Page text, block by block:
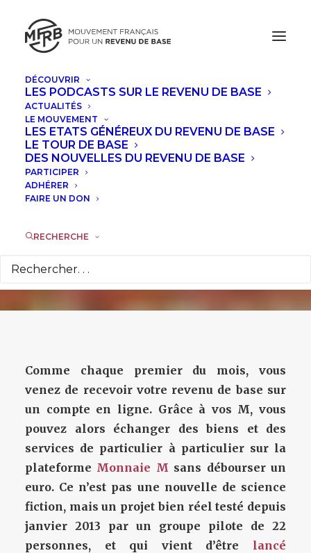
DÉCOUVRIR
LES PODCASTS SUR LE REVENU DE BASE
ACTUALITÉS
LE MOUVEMENT
LES ETATS GÉNÉREUX DU REVENU DE BASE
LE TOUR DE BASE
DES NOUVELLES DU REVENU DE BASE
PARTICIPER
ADHÉRER
FAIRE UN DON
RECHERCHE
"Vous avez reçu
votre revenu de base
sur Monnaie M"
31 MAI 2013 DANS
Comme chaque premier du mois, vous
venez de recevoir votre revenu de base sur
un compte en ligne. Grâce à vos M, vous
pouvez alors échanger des biens et des
services de particulier à particulier sur la
plateforme Monnaie M sans débourser un
euro. Ce n’est pas une nouvelle de science
fiction, mais un projet bien réel testé depuis
janvier 2013 par un groupe pilote de 22
personnes, et qui vient d’être lancé